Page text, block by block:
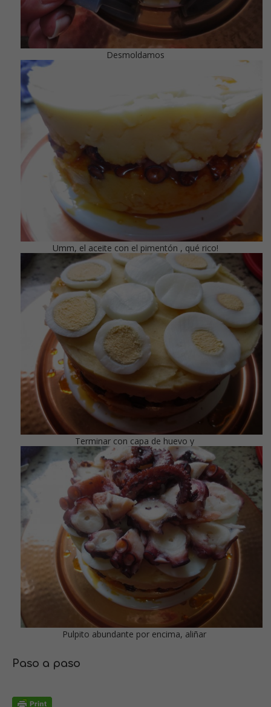
Desmoldamos
Umm, el aceite con el pimentón , qué rico!
Terminar con capa de huevo y
Pulpito abundante por encima, aliñar
Paso a paso